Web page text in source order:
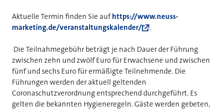
Aktuelle Termin finden Sie aufhttps://www.neuss-
marketing.de/veranstaltungskalender/
.
Die Teilnahmegebühr beträgt je nach Dauer der Führung
zwischen zehn und zwölf Euro für Erwachsene und zwischen
fünf und sechs Euro für ermäßigte Teilnehmende. Die
Führungen werden der aktuell geltenden
Coronaschutzverordnung entsprechend durchgeführt. Es
gelten die bekannten Hygieneregeln. Gäste werden gebeten,